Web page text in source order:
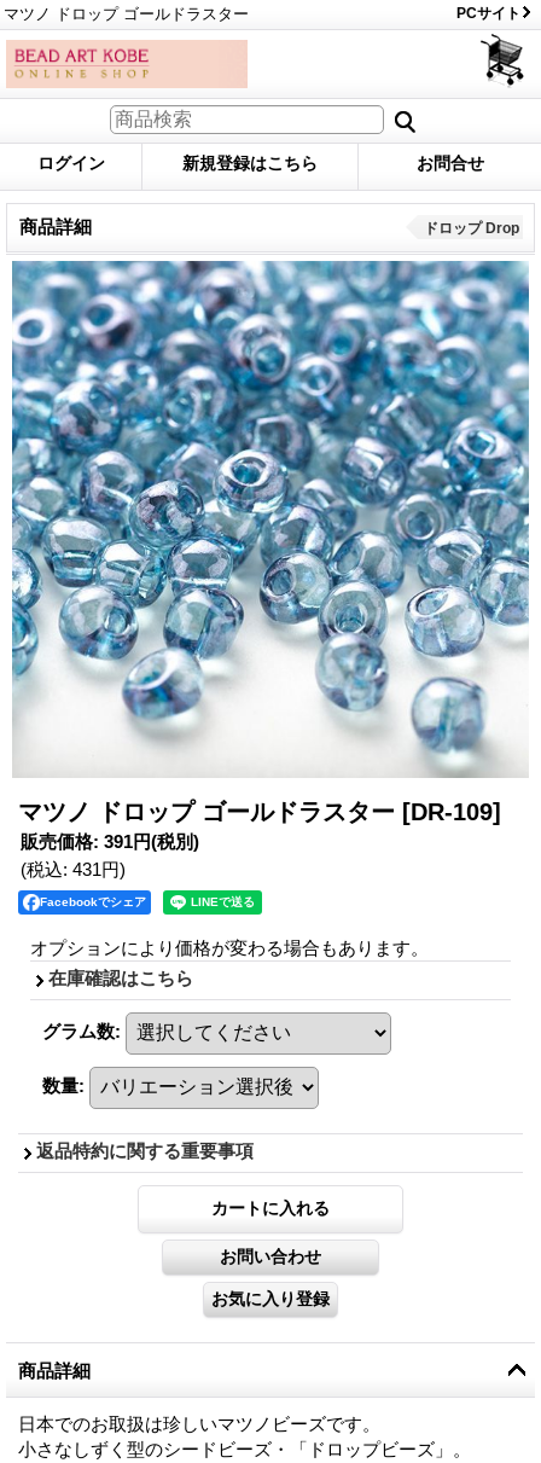
マツノ ドロップ ゴールドラスター PCサイト
ログイン 新規登録はこちら お問合せ
商品詳細 ドロップ Drop
マツノ ドロップ ゴールドラスター [DR-109]
販売価格: 391円(税別)
(税込: 431円)
Facebookでシェア
オプションにより価格が変わる場合もあります。
在庫確認はこちら
グラム数:
数量:
返品特約に関する重要事項
商品詳細
日本でのお取扱は珍しいマツノビーズです。
小さなしずく型のシードビーズ・「ドロップビーズ」。